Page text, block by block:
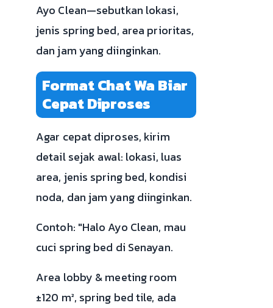
Ayo Clean—sebutkan lokasi,
jenis spring bed, area prioritas,
dan jam yang diinginkan.
Format Chat Wa Biar
Cepat Diproses
Agar cepat diproses, kirim
detail sejak awal: lokasi, luas
area, jenis spring bed, kondisi
noda, dan jam yang diinginkan.
Contoh: "Halo Ayo Clean, mau
cuci spring bed di Senayan.
Area lobby & meeting room
±120 m², spring bed tile, ada